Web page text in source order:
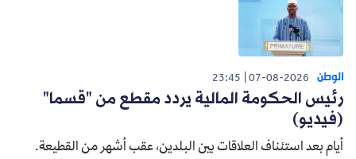
الوطن 07-08-2026
23:45
رئيس الحكومة المالية يردد مقطع من "قسما"
(فيديو)
أيام بعد استئناف العلاقات بين البلدين، عقب أشهر من القطيعة.